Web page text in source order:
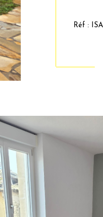
Réf :